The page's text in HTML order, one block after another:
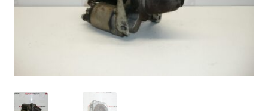
Politique de confidentialité